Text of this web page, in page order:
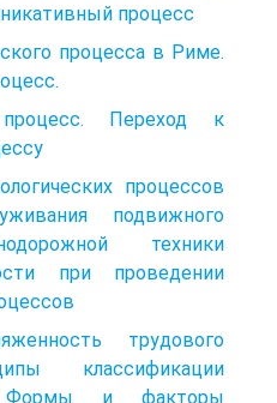
процесс
процесса в Риме.
Переход к
процессов
подвижного
техники
при проведении
трудового
классификации
Формы и факторы